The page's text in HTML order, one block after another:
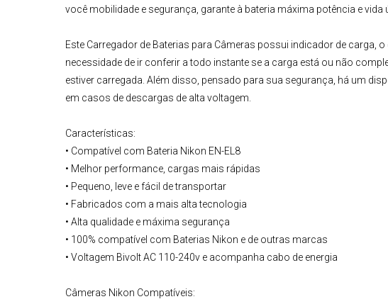
você mobilidade e segurança, garante à bateria máxima potência e vida
Este Carregador de Baterias para Câmeras possui indicador de carga,
necessidade de ir conferir a todo instante se a carga está ou não
estiver carregada. Além disso, pensado para sua segurança, há um
em casos de descargas de alta voltagem.
Características:
• Compatível com Bateria Nikon EN-EL8
• Melhor performance, cargas mais rápidas
• Pequeno, leve e fácil de transportar
• Fabricados com a mais alta tecnologia
• Alta qualidade e máxima segurança
• 100% compatível com Baterias Nikon e de outras marcas
• Voltagem Bivolt AC 110-240v e acompanha cabo de energia
Câmeras Nikon Compatíveis: